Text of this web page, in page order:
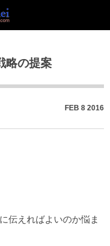
略の提案
FEB 8 2016
伝えればよいのか悩ま